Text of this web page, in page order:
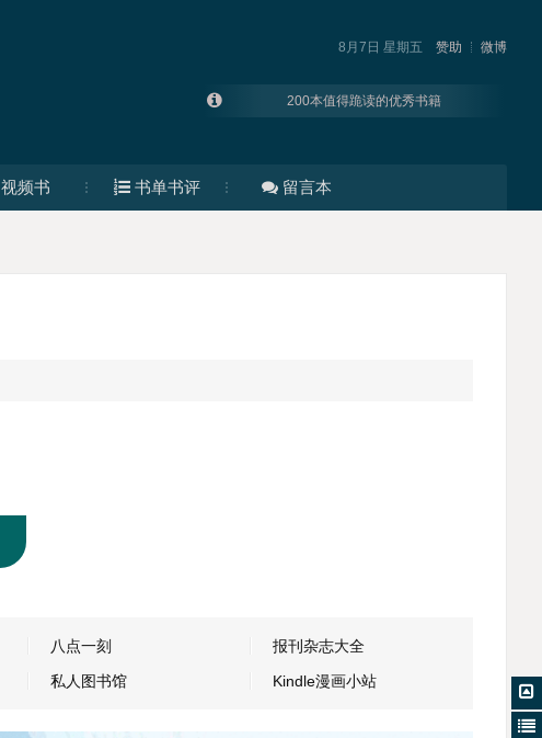
8月7日 星期五 赞助 微博
200本值得跪读的优秀书籍
视频书 书单书评 留言本
八点一刻
报刊杂志大全
私人图书馆 Kindle漫画小站